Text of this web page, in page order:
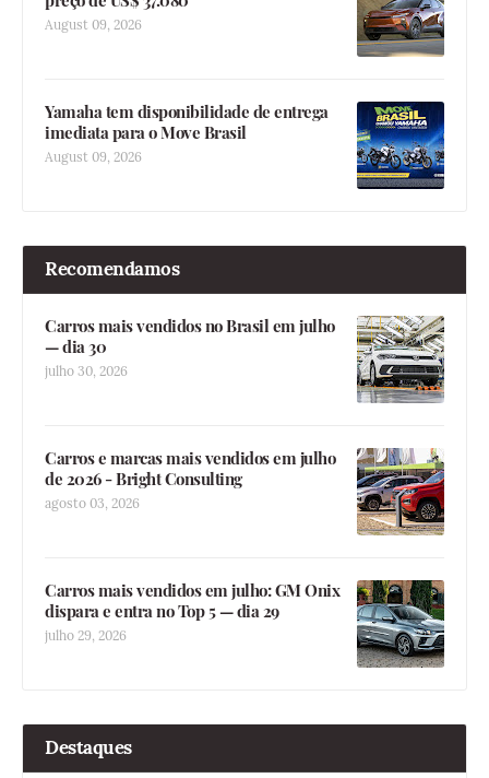
August 09, 2026
Yamaha tem disponibilidade de entrega
imediata para o Move Brasil
August 09, 2026
Recomendamos
Carros mais vendidos no Brasil em julho
— dia 30
julho 30, 2026
Carros e marcas mais vendidos em julho
de 2026 - Bright Consulting
agosto 03, 2026
Carros mais vendidos em julho: GM Onix
dispara e entra no Top 5 — dia 29
julho 29, 2026
Destaques